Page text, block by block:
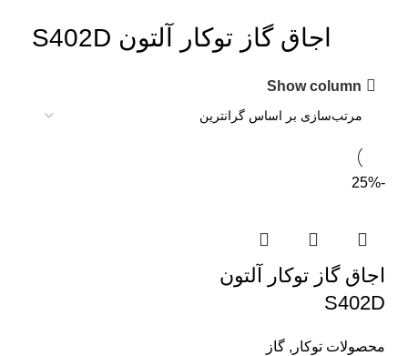
اجاق گاز توکار آلتون S402D
Show column
-25%
اجاق گاز توکار آلتون
S402D
محصولات توکار , گاز